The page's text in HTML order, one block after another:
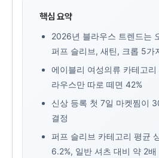
핵심 요약
2026년 블라우스 트렌드는
퍼프 슬리브, 새틴, 크롭 5가
에이블리 여성의류 카테고
라우스만 따로 떼면 42%
신상 등록 첫 7일 마켓찜이
결정
퍼프 슬리브 카테고리 평균
6.2%, 일반 셔츠 대비 약 2배